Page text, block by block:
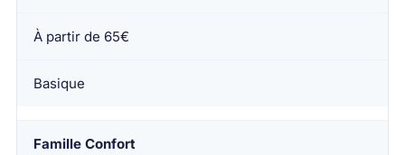
À partir de 65€
Basique
Famille Confort